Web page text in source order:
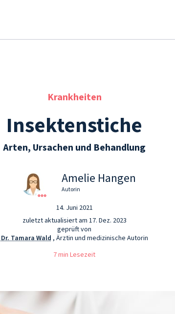
Krankheiten
Insektenstiche
Arten, Ursachen und Behandlung
Amelie Hangen
Autorin
14. Juni 2021
zuletzt aktualisiert am 17. Dez. 2023
geprüft von
Dr. Tamara Wald , Ärztin und medizinische Autorin
7 min Lesezeit